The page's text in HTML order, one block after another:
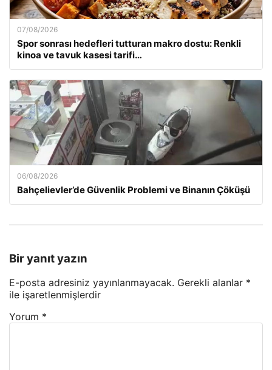
07/08/2026
Spor sonrası hedefleri tutturan makro dostu: Renkli
kinoa ve tavuk kasesi tarifi…
06/08/2026
Bahçelievler’de Güvenlik Problemi ve Binanın Çöküşü
Bir yanıt yazın
E-posta adresiniz yayınlanmayacak. Gerekli alanlar *
ile işaretlenmişlerdir
Yorum *